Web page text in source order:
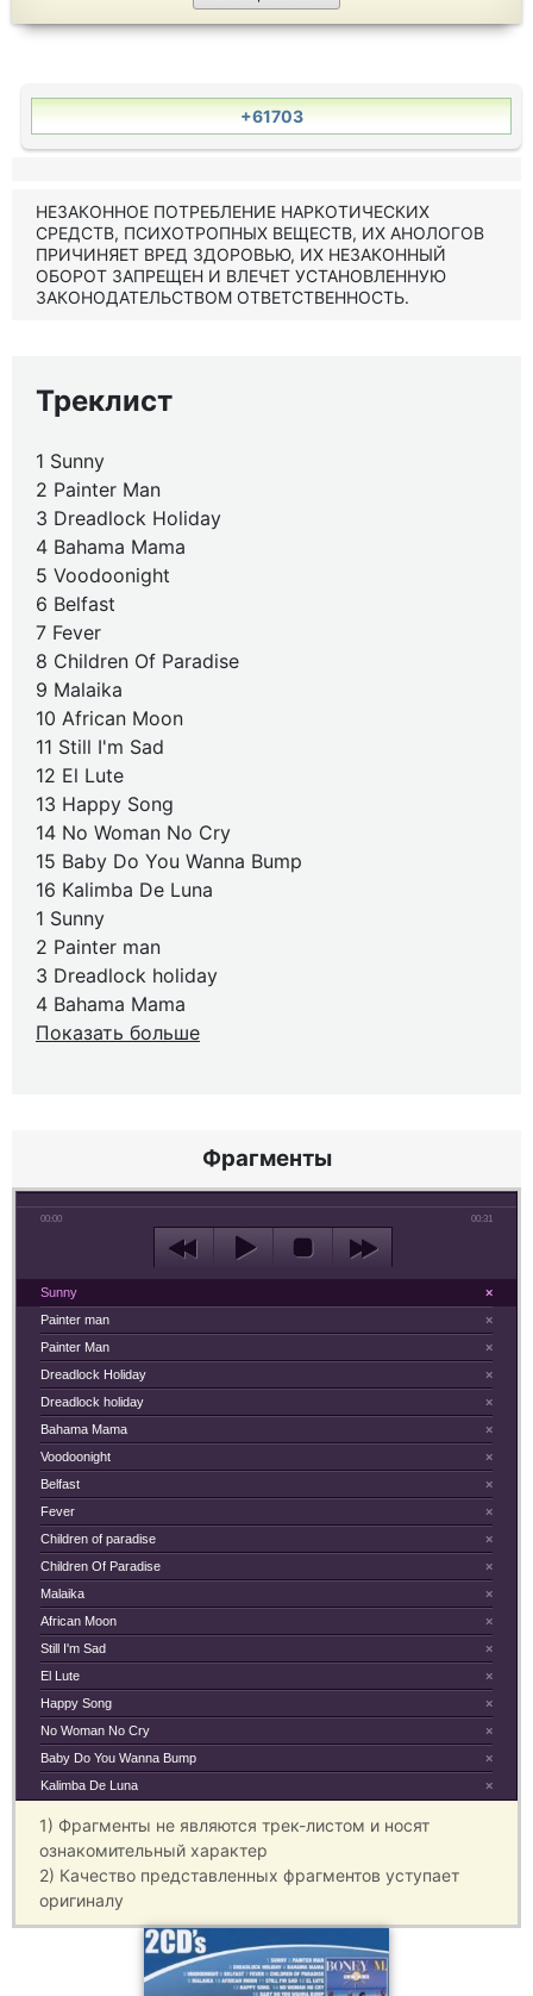
+61703
НЕЗАКОННОЕ ПОТРЕБЛЕНИЕ НАРКОТИЧЕСКИХ
СРЕДСТВ, ПСИХОТРОПНЫХ ВЕЩЕСТВ, ИХ АНОЛОГОВ
ПРИЧИНЯЕТ ВРЕД ЗДОРОВЬЮ, ИХ НЕЗАКОННЫЙ
ОБОРОТ ЗАПРЕЩЕН И ВЛЕЧЕТ УСТАНОВЛЕННУЮ
ЗАКОНОДАТЕЛЬСТВОМ ОТВЕТСТВЕННОСТЬ.
Треклист
1 Sunny
2 Painter Man
3 Dreadlock Holiday
4 Bahama Mama
5 Voodoonight
6 Belfast
7 Fever
8 Children Of Paradise
9 Malaika
10 African Moon
11 Still I'm Sad
12 El Lute
13 Happy Song
14 No Woman No Cry
15 Baby Do You Wanna Bump
16 Kalimba De Luna
1 Sunny
2 Painter man
3 Dreadlock holiday
4 Bahama Mama
Показать больше
Фрагменты
00:00 00:31
×
Sunny
×
Painter man
×
Painter Man
×
Dreadlock Holiday
×
Dreadlock holiday
×
Bahama Mama
×
Voodoonight
×
Belfast
×
Fever
×
Children of paradise
×
Children Of Paradise
×
Malaika
×
African Moon
×
Still I'm Sad
×
El Lute
×
Happy Song
×
No Woman No Cry
×
Baby Do You Wanna Bump
×
Kalimba De Luna
1) Фрагменты не являются трек-листом и носят
ознакомительный характер
2) Качество представленных фрагментов уступает
оригиналу